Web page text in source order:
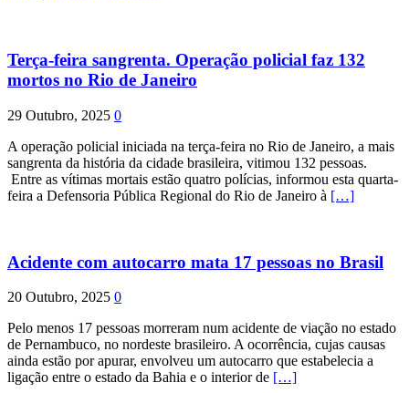
Terça-feira sangrenta. Operação policial faz 132
mortos no Rio de Janeiro
29 Outubro, 2025 0
A operação policial iniciada na terça-feira no Rio de Janeiro, a mais
sangrenta da história da cidade brasileira, vitimou 132 pessoas.
Entre as vítimas mortais estão quatro polícias, informou esta quarta-
feira a Defensoria Pública Regional do Rio de Janeiro à […]
Acidente com autocarro mata 17 pessoas no Brasil
20 Outubro, 2025 0
Pelo menos 17 pessoas morreram num acidente de viação no estado
de Pernambuco, no nordeste brasileiro. A ocorrência, cujas causas
ainda estão por apurar, envolveu um autocarro que estabelecia a
ligação entre o estado da Bahia e o interior de […]